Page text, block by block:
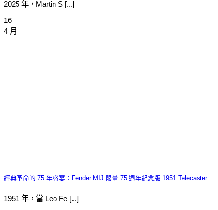
2025 年，Martin S [...]
16
4 月
經典革命的 75 年盛宴：Fender MIJ 限量 75 週年紀念版 1951 Telecaster
1951 年，當 Leo Fe [...]